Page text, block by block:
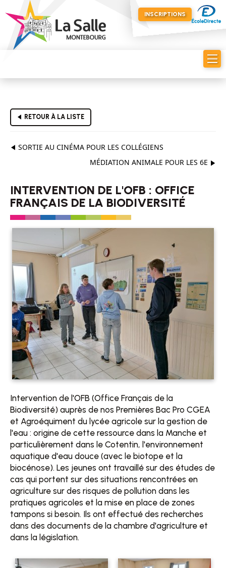
INSCRIPTIONS
RETOUR À LA LISTE
SORTIE AU CINÉMA POUR LES COLLÉGIENS
MÉDIATION ANIMALE POUR LES 6E
INTERVENTION DE L'OFB : OFFICE
FRANÇAIS DE LA BIODIVERSITÉ
Intervention de l'OFB (Office Français de la
Biodiversité) auprès de nos Premières Bac Pro CGEA
et Agroéquiment du lycée agricole sur la gestion de
l'eau : origine de cette ressource dans la Manche et
particulièrement dans le Cotentin, l'environnement
aquatique d'eau douce (avec le biotope et la
biocénose). Les jeunes ont travaillé sur des études de
cas qui portent sur des situations rencontrées en
agriculture sur des risques de pollution dans les
pratiques agricoles et la mise en place de zones
tampons si besoin. Ils ont effectué des recherches
dans des documents de la chambre d'agriculture et
dans la législation.